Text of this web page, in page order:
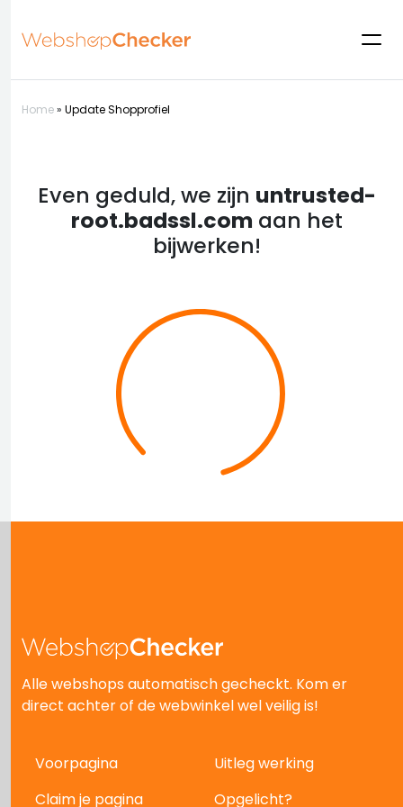
Home» Update Shopprofiel
Even geduld, we zijn untrusted-
root.badssl.com aan het
bijwerken!
Alle webshops automatisch gecheckt. Kom er
direct achter of de webwinkel wel veilig is!
Voorpagina
Uitleg werking
Claim je pagina
Opgelicht?